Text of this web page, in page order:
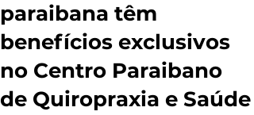
paraibana têm
benefícios exclusivos
no Centro Paraibano
de Quiropraxia e Saúde